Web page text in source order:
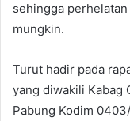
sehingga
mungkin.
Turut hadir pada
yang diwakili Kabag
Pabung Kodim